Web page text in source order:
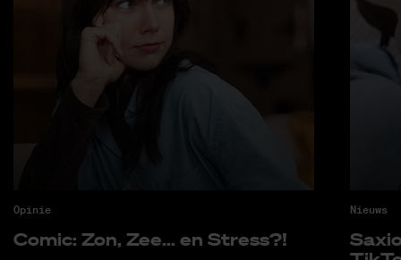
Opinie
Co­mic: Zon, Zee... en Stress?!
Nieuws